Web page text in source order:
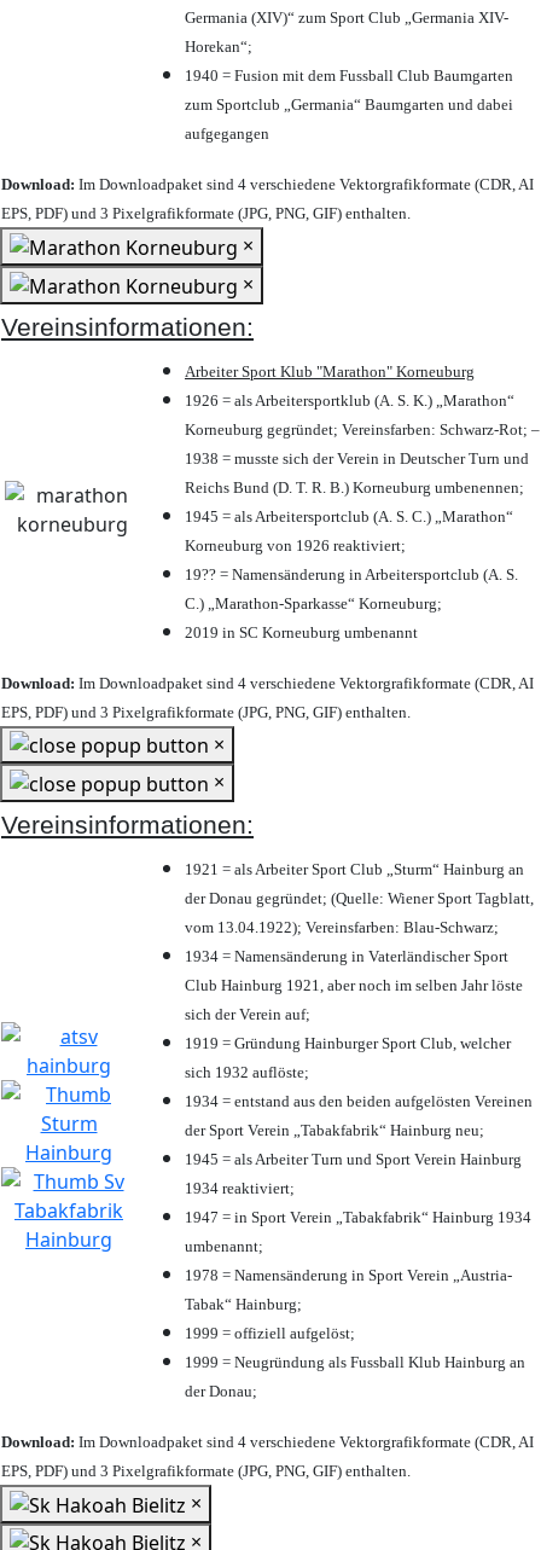
Germania (XIV)“ zum Sport Club „Germania XIV-
Horekan“;
1940 = Fusion mit dem Fussball Club Baumgarten
zum Sportclub „Germania“ Baumgarten und dabei
aufgegangen
Download: Im Downloadpaket sind 4 verschiedene Vektorgrafikformate (CDR, AI
EPS, PDF) und 3 Pixelgrafikformate (JPG, PNG, GIF) enthalten.
×
×
Vereinsinformationen:
Arbeiter Sport Klub "Marathon" Korneuburg
1926 = als Arbeitersportklub (A. S. K.) „Marathon“
Korneuburg gegründet; Vereinsfarben: Schwarz-Rot; –
1938 = musste sich der Verein in Deutscher Turn und
Reichs Bund (D. T. R. B.) Korneuburg umbenennen;
1945 = als Arbeitersportclub (A. S. C.) „Marathon“
Korneuburg von 1926 reaktiviert;
19?? = Namensänderung in Arbeitersportclub (A. S.
C.) „Marathon-Sparkasse“ Korneuburg;
2019 in SC Korneuburg umbenannt
Download: Im Downloadpaket sind 4 verschiedene Vektorgrafikformate (CDR, AI
EPS, PDF) und 3 Pixelgrafikformate (JPG, PNG, GIF) enthalten.
×
×
Vereinsinformationen:
1921 = als Arbeiter Sport Club „Sturm“ Hainburg an
der Donau gegründet; (Quelle: Wiener Sport Tagblatt,
vom 13.04.1922); Vereinsfarben: Blau-Schwarz;
1934 = Namensänderung in Vaterländischer Sport
Club Hainburg 1921, aber noch im selben Jahr löste
sich der Verein auf;
1919 = Gründung Hainburger Sport Club, welcher
sich 1932 auflöste;
1934 = entstand aus den beiden aufgelösten Vereinen
der Sport Verein „Tabakfabrik“ Hainburg neu;
1945 = als Arbeiter Turn und Sport Verein Hainburg
1934 reaktiviert;
1947 = in Sport Verein „Tabakfabrik“ Hainburg 1934
umbenannt;
1978 = Namensänderung in Sport Verein „Austria-
Tabak“ Hainburg;
1999 = offiziell aufgelöst;
1999 = Neugründung als Fussball Klub Hainburg an
der Donau;
Download: Im Downloadpaket sind 4 verschiedene Vektorgrafikformate (CDR, AI
EPS, PDF) und 3 Pixelgrafikformate (JPG, PNG, GIF) enthalten.
×
×